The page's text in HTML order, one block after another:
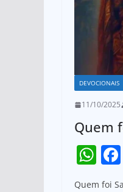
DEVOCIONAIS
11/10/2025
Quem
W
h
Quem foi